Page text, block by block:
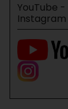
YouTube -
Instagram